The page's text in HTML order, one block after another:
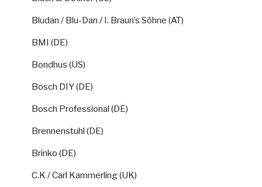
Bludan / Blu-Dan / I. Braun’s Söhne (AT)
BMI (DE)
Bondhus (US)
Bosch DIY (DE)
Bosch Professional (DE)
Brennenstuhl (DE)
Brinko (DE)
C.K / Carl Kammerling (UK)